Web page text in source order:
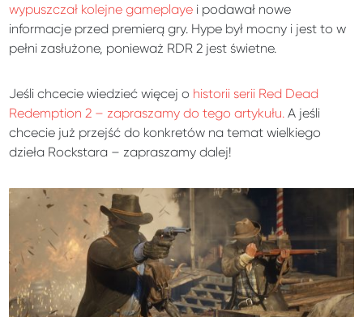
wypuszczał kolejne gameplaye i podawał nowe
informacje przed premierą gry. Hype był mocny i jest to w
pełni zasłużone, ponieważ RDR 2 jest świetne.
Jeśli chcecie wiedzieć więcej o historii serii Red Dead
Redemption 2 – zapraszamy do tego artykułu. A jeśli
chcecie już przejść do konkretów na temat wielkiego
dzieła Rockstara – zapraszamy dalej!